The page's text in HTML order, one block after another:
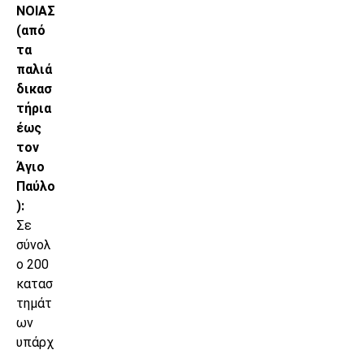
ΝΟΙΑΣ
(από
τα
παλιά
δικασ
τήρια
έως
τον
Άγιο
Παύλο
):
Σε
σύνολ
ο 200
κατασ
τημάτ
ων
υπάρχ